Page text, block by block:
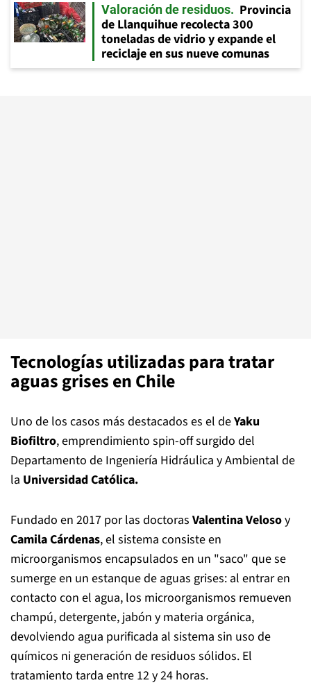
Valoración de residuos
Provincia
de Llanquihue recolecta 300
toneladas de vidrio y expande el
reciclaje en sus nueve comunas
Tecnologías utilizadas para tratar
aguas grises en Chile
Uno de los casos más destacados es el deYaku
Biofiltro, emprendimiento spin-off surgido del
Departamento de Ingeniería Hidráulica y Ambiental de
la Universidad Católica.
Fundado en 2017 por las doctoras Valentina Velosoy
Camila Cárdenas, el sistema consiste en
microorganismos encapsulados en un "saco" que se
sumerge en un estanque de aguas grises: al entrar en
contacto con el agua, los microorganismos remueven
champú, detergente, jabón y materia orgánica,
devolviendo agua purificada al sistema sin uso de
químicos ni generación de residuos sólidos. El
tratamiento tarda entre 12 y 24 horas.